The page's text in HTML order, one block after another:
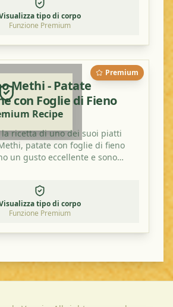
tipo di corpo
Funzione Premium
Premium
Recipe
Methi - Patate
con Foglie di Fieno
ricetta di uno dei suoi piatti
patate con foglie di fieno
un gusto eccellente e sono
tipo di corpo
Funzione Premium